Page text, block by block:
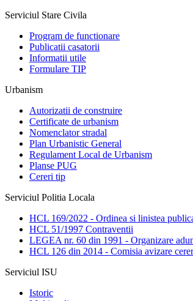
Serviciul Stare Civila
Program de functionare
Publicatii casatorii
Informatii utile
Formulare TIP
Urbanism
Autorizatii de construire
Certificate de urbanism
Nomenclator stradal
Plan Urbanistic General
Regulament Local de Urbanism
Planse PUG
Cereri tip
Serviciul Politia Locala
HCL 169/2022 - Ordinea si linistea
HCL 51/1997 Contraventii
LEGEA nr. 60 din 1991 - Organizare
HCL 126 din 2014 - Comisia avizare
Serviciul ISU
Istoric